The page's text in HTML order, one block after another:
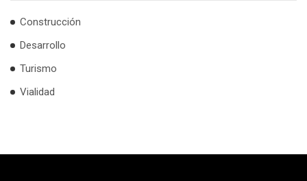
Construcción
Desarrollo
Turismo
Vialidad